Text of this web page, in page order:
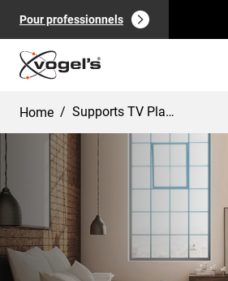
Pour professionnels
Produits clients (0):
Home / Supports TV Plafond